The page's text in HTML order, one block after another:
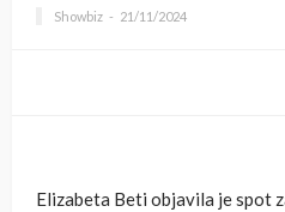
Showbiz 21/11/2024
Elizabeta Beti objavila je spot